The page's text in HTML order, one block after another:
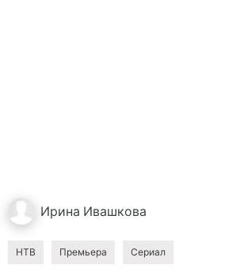
Ирина Ивашкова
НТВ Премьера Сериал